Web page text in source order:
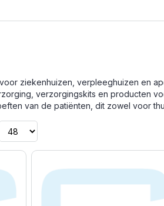
ziekenhuizen, verpleeghuizen en
verzorgingskits en producten
van de patiënten, dit zowel voor